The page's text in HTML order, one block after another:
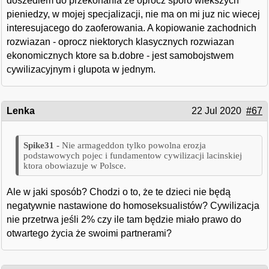
pieniedzy, w mojej specjalizacji, nie ma on mi juz nic wiecej
interesujacego do zaoferowania. A kopiowanie zachodnich
rozwiazan - oprocz niektorych klasycznych rozwiazan
ekonomicznych ktore sa b.dobre - jest samobojstwem
cywilizacyjnym i glupota w jednym.
Lenka 22 Jul 2020 #67
Nie armageddon tylko powolna erozja
podstawowych pojec i fundamentow cywilizacji lacinskiej
ktora obowiazuje w Polsce.
Ale w jaki sposób? Chodzi o to, że te dzieci nie będą
negatywnie nastawione do homoseksualistów? Cywilizacja
nie przetrwa jeśli 2% czy ile tam będzie miało prawo do
otwartego życia że swoimi partnerami?